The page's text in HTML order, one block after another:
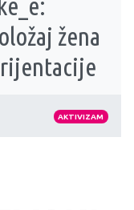
žena
AKTIVIZAM